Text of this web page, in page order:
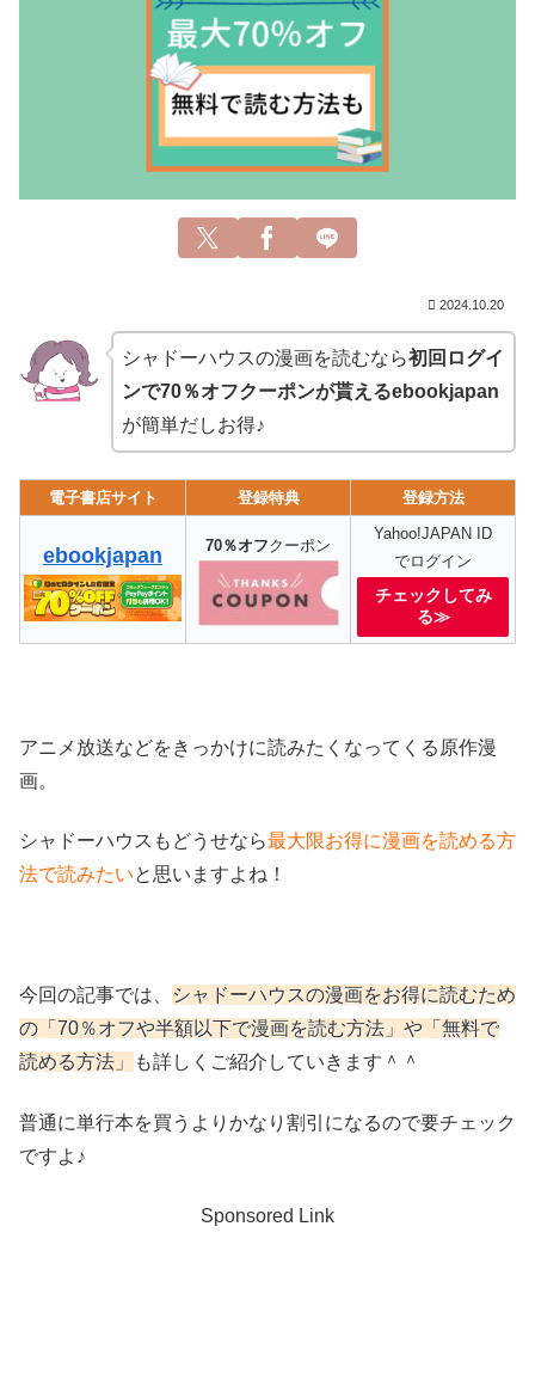
2024.10.20
シャドーハウスの漫画を読むなら初回ログイ
ンで70％オフクーポンが貰えるebookjapan
が簡単だしお得♪
電子書店サイト 登録特典 登録方法
ebookjapan 70％オフクーポン
Yahoo!JAPAN ID
でログイン
チェックしてみ
る≫
アニメ放送などをきっかけに読みたくなってくる原作漫
画。
シャドーハウスもどうせなら最大限お得に漫画を読める方
法で読みたいと思いますよね！
今回の記事では、
シャドーハウスの漫画をお得に読むため
の「70％オフや半額以下で漫画を読む方法」や「無料で
読める方法」
も詳しくご紹介していきます＾＾
普通に単行本を買うよりかなり割引になるので要チェック
ですよ♪
Sponsored Link